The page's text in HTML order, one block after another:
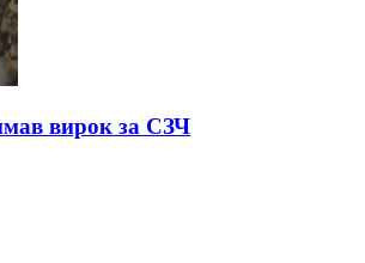
вирок за СЗЧ